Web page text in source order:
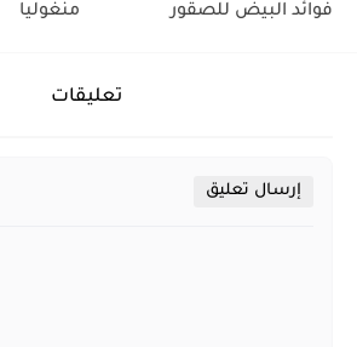
فوائد البيض للصقور
منغوليا
تعليقات
إرسال تعليق